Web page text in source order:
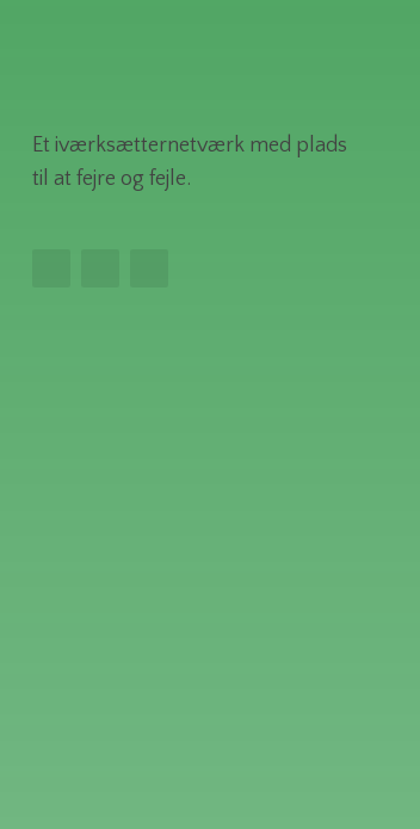
Et iværksætternetværk med plads
til at fejre og fejle.